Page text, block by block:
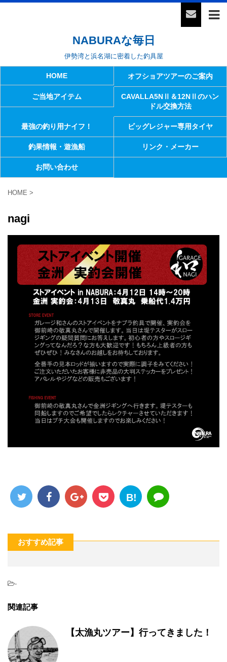
NABURAな毎日
伊勢湾と浜名湖に密着した釣具屋
HOME オフショアツアーのご案内
ご当地アイテム
CAVALLA5NⅡ＆12NⅡのハン
ドル交換方法
最強の釣り用ナイフ！ ビッグレジャー専用タイヤ
釣果情報・遊漁船 リンク・メーカー
お問い合わせ
HOME >
nagi
B!
おすすめ記事
-
関連記事
【太漁丸ツアー】行ってきました！